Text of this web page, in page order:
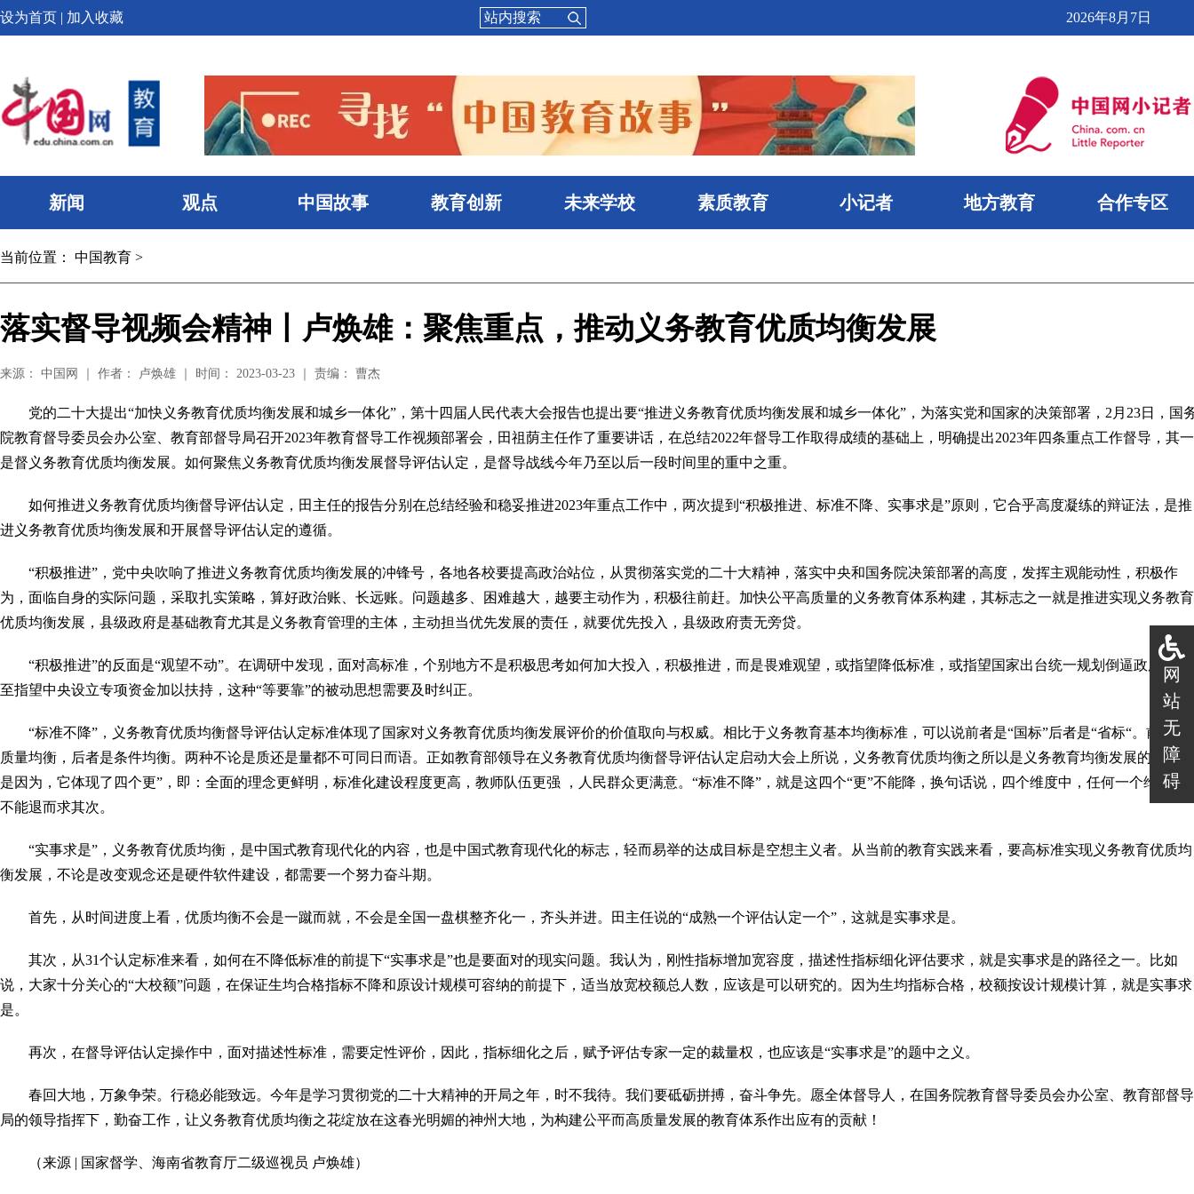
设为首页 | 加入收藏 2026年8月7日
新闻 观点 中国故事 教育创新 未来学校 素质教育 小记者 地方教育 合作专区
当前位置： 中国教育 >
落实督导视频会精神丨卢焕雄：聚焦重点，推动义务教育优质均衡发展
来源： 中国网 ｜ 作者： 卢焕雄 ｜ 时间： 2023-03-23 ｜ 责编： 曹杰
党的二十大提出“加快义务教育优质均衡发展和城乡一体化”，第十四届人民代表大会报告也提出要“推进义务教育优质均衡发展和城乡一体化”，为落实党和国家的决策部署，2月23日，国
院教育督导委员会办公室、教育部督导局召开2023年教育督导工作视频部署会，田祖荫主任作了重要讲话，在总结2022年督导工作取得成绩的基础上，明确提出2023年四条重点工作督导，其一
是督义务教育优质均衡发展。如何聚焦义务教育优质均衡发展督导评估认定，是督导战线今年乃至以后一段时间里的重中之重。
如何推进义务教育优质均衡督导评估认定，田主任的报告分别在总结经验和稳妥推进2023年重点工作中，两次提到“积极推进、标准不降、实事求是”原则，它合乎高度凝练的辩证法，是推
进义务教育优质均衡发展和开展督导评估认定的遵循。
“积极推进”，党中央吹响了推进义务教育优质均衡发展的冲锋号，各地各校要提高政治站位，从贯彻落实党的二十大精神，落实中央和国务院决策部署的高度，发挥主观能动性，积极作
为，面临自身的实际问题，采取扎实策略，算好政治账、长远账。问题越多、困难越大，越要主动作为，积极往前赶。加快公平高质量的义务教育体系构建，其标志之一就是推进实现义务教育
优质均衡发展，县级政府是基础教育尤其是义务教育管理的主体，主动担当优先发展的责任，就要优先投入，县级政府责无旁贷。
“积极推进”的反面是“观望不动”。在调研中发现，面对高标准，个别地方不是积极思考如何加大投入，积极推进，而是畏难观望，或指望降低标准，或指望国家出台统一规划倒逼政府，甚
至指望中央设立专项资金加以扶持，这种“等要靠”的被动思想需要及时纠正。
“标准不降”，义务教育优质均衡督导评估认定标准体现了国家对义务教育优质均衡发展评价的价值取向与权威。相比于义务教育基本均衡标准，可以说前者是“国标”后者是“省标“。前者是
质量均衡，后者是条件均衡。两种不论是质还是量都不可同日而语。正如教育部领导在义务教育优质均衡督导评估认定启动大会上所说，义务教育优质均衡之所以是义务教育均衡发展的2.0版
是因为，它体现了四个更”，即：全面的理念更鲜明，标准化建设程度更高，教师队伍更强 ，人民群众更满意。“标准不降”，就是这四个“更”不能降，换句话说，四个维度中，任何一个维度都
不能退而求其次。
“实事求是”，义务教育优质均衡，是中国式教育现代化的内容，也是中国式教育现代化的标志，轻而易举的达成目标是空想主义者。从当前的教育实践来看，要高标准实现义务教育优质均
衡发展，不论是改变观念还是硬件软件建设，都需要一个努力奋斗期。
首先，从时间进度上看，优质均衡不会是一蹴而就，不会是全国一盘棋整齐化一，齐头并进。田主任说的“成熟一个评估认定一个”，这就是实事求是。
其次，从31个认定标准来看，如何在不降低标准的前提下“实事求是”也是要面对的现实问题。我认为，刚性指标增加宽容度，描述性指标细化评估要求，就是实事求是的路径之一。比如
说，大家十分关心的“大校额”问题，在保证生均合格指标不降和原设计规模可容纳的前提下，适当放宽校额总人数，应该是可以研究的。因为生均指标合格，校额按设计规模计算，就是实事求
是。
再次，在督导评估认定操作中，面对描述性标准，需要定性评价，因此，指标细化之后，赋予评估专家一定的裁量权，也应该是“实事求是”的题中之义。
春回大地，万象争荣。行稳必能致远。今年是学习贯彻党的二十大精神的开局之年，时不我待。我们要砥砺拼搏，奋斗争先。愿全体督导人，在国务院教育督导委员会办公室、教育部督导
局的领导指挥下，勤奋工作，让义务教育优质均衡之花绽放在这春光明媚的神州大地，为构建公平而高质量发展的教育体系作出应有的贡献！
（来源 | 国家督学、海南省教育厅二级巡视员 卢焕雄）
网
站
无
障
碍